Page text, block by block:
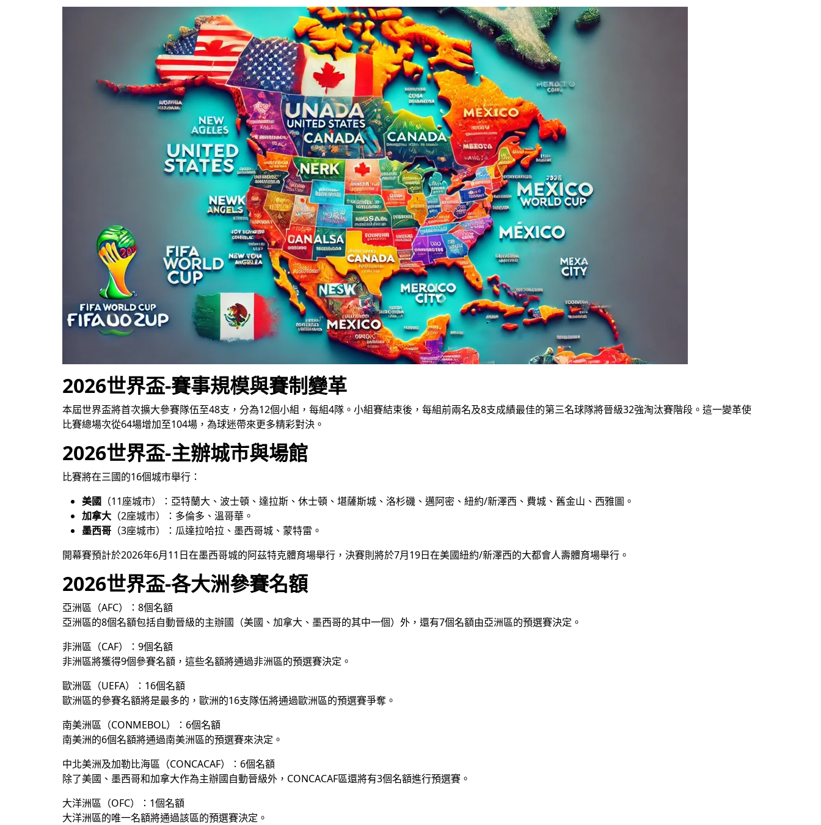
2026世界盃-賽事規模與賽制變革
本屆世界盃將首次擴大參賽隊伍至48支，分為12個小組，每組4隊。小組賽結束後，每組前兩名及8支成績最佳的第三名球隊將晉級32強淘汰賽階段。這一變革使
比賽總場次從64場增加至104場，為球迷帶來更多精彩對決。
2026世界盃-主辦城市與場館
比賽將在三國的16個城市舉行：
美國 （11座城市）：亞特蘭大、波士頓、達拉斯、休士頓、堪薩斯城、洛杉磯、邁阿密、紐約/新澤西、費城、舊金山、西雅圖。
加拿大 （2座城市）：多倫多、溫哥華。
墨西哥 （3座城市）：瓜達拉哈拉、墨西哥城、蒙特雷。
開幕賽預計於2026年6月11日在墨西哥城的阿茲特克體育場舉行，決賽則將於7月19日在美國紐約/新澤西的大都會人壽體育場舉行。
2026世界盃-各大洲參賽名額
亞洲區（AFC）：8個名額
亞洲區的8個名額包括自動晉級的主辦國（美國、加拿大、墨西哥的其中一個）外，還有7個名額由亞洲區的預選賽決定。
非洲區（CAF）：9個名額
非洲區將獲得9個參賽名額，這些名額將通過非洲區的預選賽決定。
歐洲區（UEFA）：16個名額
歐洲區的參賽名額將是最多的，歐洲的16支隊伍將通過歐洲區的預選賽爭奪。
南美洲區（CONMEBOL）：6個名額
南美洲的6個名額將通過南美洲區的預選賽來決定。
中北美洲及加勒比海區（CONCACAF）：6個名額
除了美國、墨西哥和加拿大作為主辦國自動晉級外，CONCACAF區還將有3個名額進行預選賽。
大洋洲區（OFC）：1個名額
大洋洲區的唯一名額將通過該區的預選賽決定。